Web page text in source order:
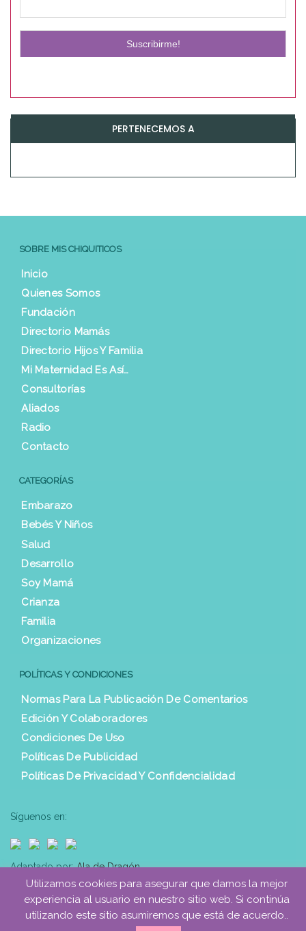
PERTENECEMOS A
SOBRE MIS CHIQUITICOS
Inicio
Quienes Somos
Fundación
Directorio Mamás
Directorio Hijos Y Familia
Mi Maternidad Es Así…
Consultorías
Aliados
Radio
Contacto
CATEGORÍAS
Embarazo
Bebés Y Niños
Salud
Desarrollo
Soy Mamá
Crianza
Familia
Organizaciones
POLÍTICAS Y CONDICIONES
Normas Para La Publicación De Comentarios
Edición Y Colaboradores
Condiciones De Uso
Políticas De Publicidad
Políticas De Privacidad Y Confidencialidad
Síguenos en:
Adaptado por:Ala de Dragón
Utilizamos cookies para asegurar que damos la mejor
experiencia al usuario en nuestro sitio web. Si continúa
utilizando este sitio asumiremos que está de acuerdo..